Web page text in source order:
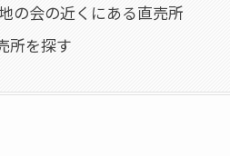
の会の近くにある直売所
所を探す